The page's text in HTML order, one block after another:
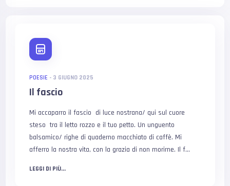
POESIE - 3 GIUGNO 2025
Il fascio
Mi accaparro il fascio di luce nostrana/ qui sul cuore
steso tra il letto rozzo e il tuo petto. Un unguento
balsamico/ righe di quaderno macchiato di caffè. Mi
afferro la nostra vita, con la grazia di non morirne. Il f...
LEGGI DI PIÙ...